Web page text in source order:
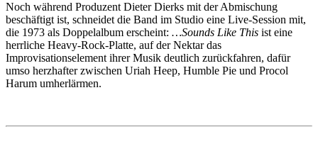
Noch während Produzent Dieter Dierks mit der Abmischung
beschäftigt ist, schneidet die Band im Studio eine Live-Session mit,
die 1973 als Doppelalbum erscheint: …Sounds Like This ist eine
herrliche Heavy-Rock-Platte, auf der Nektar das
Improvisationselement ihrer Musik deutlich zurückfahren, dafür
umso herzhafter zwischen Uriah Heep, Humble Pie und Procol
Harum umherlärmen.